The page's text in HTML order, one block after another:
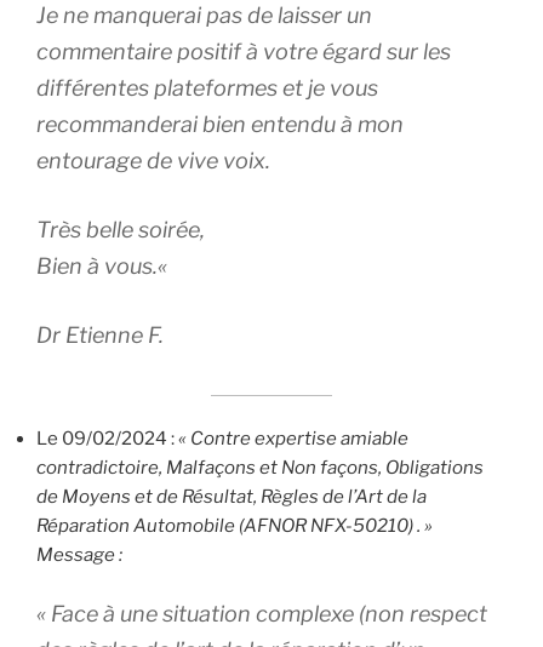
Je ne manquerai pas de laisser un
commentaire positif à votre égard sur les
différentes plateformes et je vous
recommanderai bien entendu à mon
entourage de vive voix.
Très belle soirée,
Bien à vous.«
Dr Etienne F.
Le 09/02/2024 :« Contre expertise amiable
contradictoire, Malfaçons et Non façons, Obligations
de Moyens et de Résultat, Règles de l’Art de la
Réparation Automobile (AFNOR NFX-50210) . »
Message :
« Face à une situation complexe (non respect